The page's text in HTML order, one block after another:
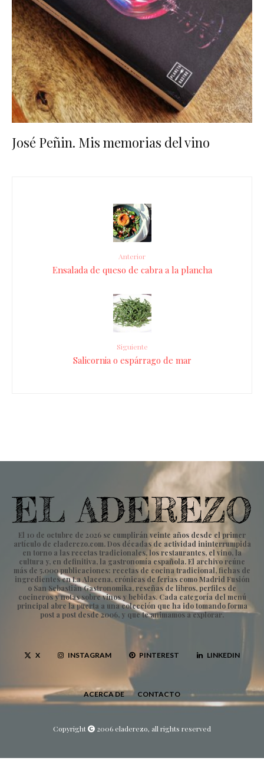
José Peñin. Mis memorias del vino
Anterior
Ensalada de queso de cabra a la plancha
Siguiente
Salicornia o espárrago de mar
El 10 de octubre de 2026 se cumplirán veinte años desde el primer
artículo de eladerezo.com. Dos décadas de actividad ininterrumpida
en torno a las recetas tradicionales, los restaurantes, el vino, la
cultura y, en definitiva, la gastronomía española. El archivo reúne
más de 5.000 publicaciones: recetas de cocina tradicional, fichas de
ingredientes en La Alacena, crónicas de ferias como Madrid Fusión
o San Sebastián Gastronomika, reseñas de libros, perfiles de
cocineros y notas sobre vinos y bebidas. Cada categoría del menú
principal abre la puerta a una colección que ha ido tomando forma
post a post desde 2006, y que te animamos a explorar.
X INSTAGRAM PINTEREST LINKEDIN
ACERCA DE CONTACTO
Copyright 2006 eladerezo, all rights reserved